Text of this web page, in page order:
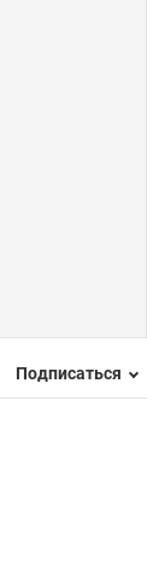
Подписаться